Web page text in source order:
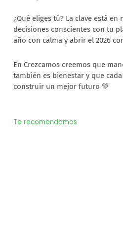
¿Qué eliges tú? La clave está
decisiones conscientes con tu
año con calma y abrir el 2026
En Crezcamos creemos que
también es bienestar y que
construir un mejor futuro 💚
Te recomendamos